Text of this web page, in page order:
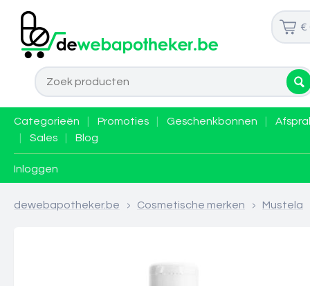
€
Categorieën Promoties Geschenkbonnen
Sales Blog
Inloggen
dewebapotheker.be > Cosmetische merken > Mustela